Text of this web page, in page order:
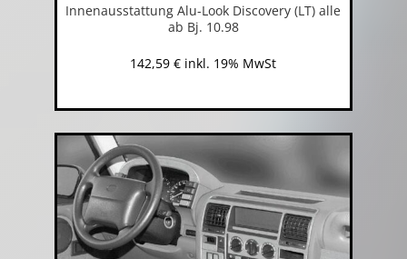
Innenausstattung Alu-Look Discovery (LT) alle
ab Bj. 10.98
142,59€ inkl. 19% MwSt